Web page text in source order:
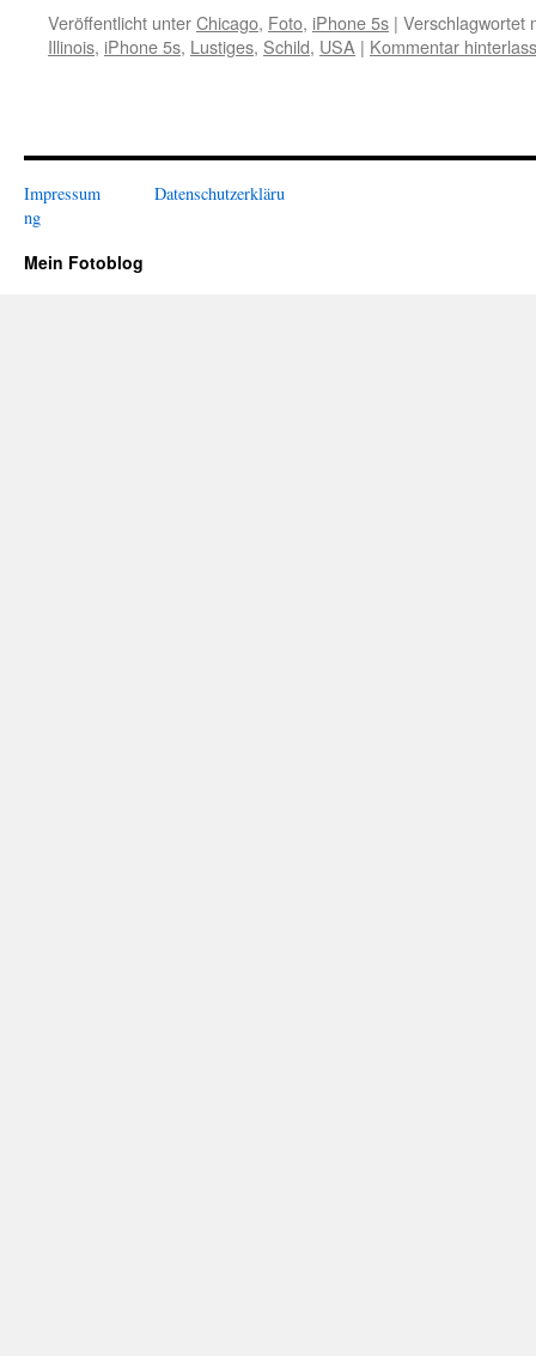
Veröffentlicht unterChicago, Foto, iPhone 5s | Verschlagwortet
Illinois, iPhone 5s, Lustiges, Schild, USA | Kommentar
Impressum
Datenschutzerkläru
ng
Mein Fotoblog